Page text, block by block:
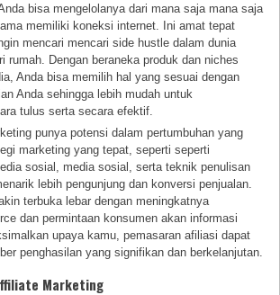
bisa mengelolanya dari mana saja mana saja
memiliki koneksi internet. Ini amat tepat
mencari mencari side hustle dalam dunia
rumah. Dengan beraneka produk dan niches
Anda bisa memilih hal yang sesuai dengan
Anda sehingga lebih mudah untuk
tulus serta secara efektif.
punya potensi dalam pertumbuhan yang
marketing yang tepat, seperti seperti
sosial, media sosial, serta teknik penulisan
lebih pengunjung dan konversi penjualan.
terbuka lebar dengan meningkatnya
dan permintaan konsumen akan informasi
upaya kamu, pemasaran afiliasi dapat
penghasilan yang signifikan dan berkelanjutan.
Marketing